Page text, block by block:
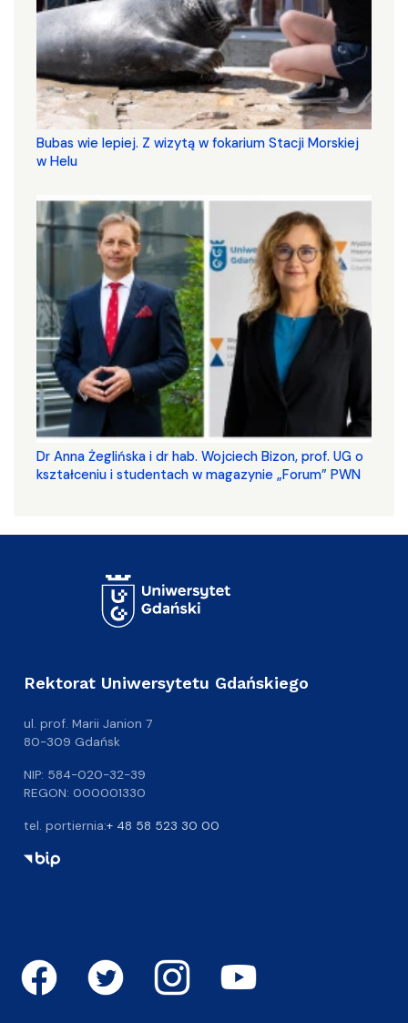
Bubas wie lepiej. Z wizytą w fokarium Stacji Morskiej
w Helu
​​​​​​​Dr Anna Żeglińska i dr hab. Wojciech Bizon, prof. UG o
kształceniu i studentach w magazynie „Forum” PWN
Rektorat Uniwersytetu Gdańskiego
ul. prof. Marii Janion 7
80-309 Gdańsk
NIP: 584-020-32-39
REGON: 000001330
tel. portiernia:+ 48 58 523 30 00